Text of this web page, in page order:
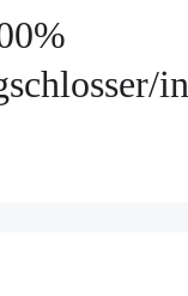
in